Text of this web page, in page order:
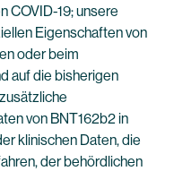
COVID-19; unsere
Eigenschaften von
oder beim
auf die bisherigen
von BNT162b2 in
klinischen Daten, die
der behördlichen